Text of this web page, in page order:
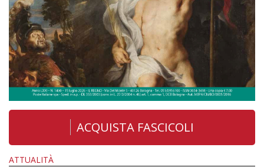
ACQUISTA FASCICOLI
ATTUALITÀ